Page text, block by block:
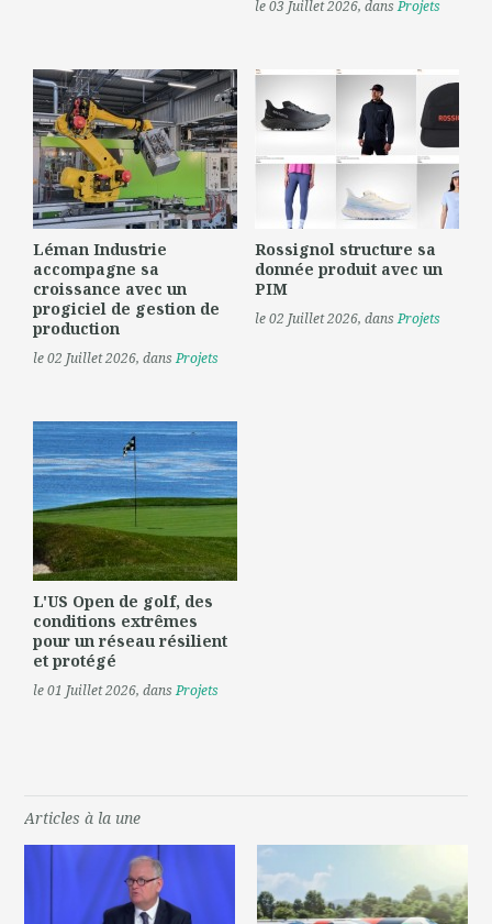
le 03 Juillet 2026, dansProjets
Léman Industrie
accompagne sa
croissance avec un
progiciel de gestion de
production
le 02 Juillet 2026, dansProjets
Rossignol structure sa
donnée produit avec un
PIM
le 02 Juillet 2026, dansProjets
L'US Open de golf, des
conditions extrêmes
pour un réseau résilient
et protégé
le 01 Juillet 2026, dansProjets
Articles à la une